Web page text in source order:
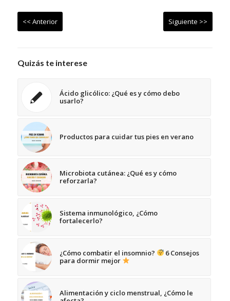
<< Anterior Siguiente >>
Quizás te interese
Ácido glicólico: ¿Qué es y cómo debo
usarlo?
Productos para cuidar tus pies en verano
Microbiota cutánea: ¿Qué es y cómo
reforzarla?
Sistema inmunológico, ¿Cómo
fortalecerlo?
¿Cómo combatir el insomnio?
6 Consejos
para dormir mejor
Alimentación y ciclo menstrual, ¿Cómo le